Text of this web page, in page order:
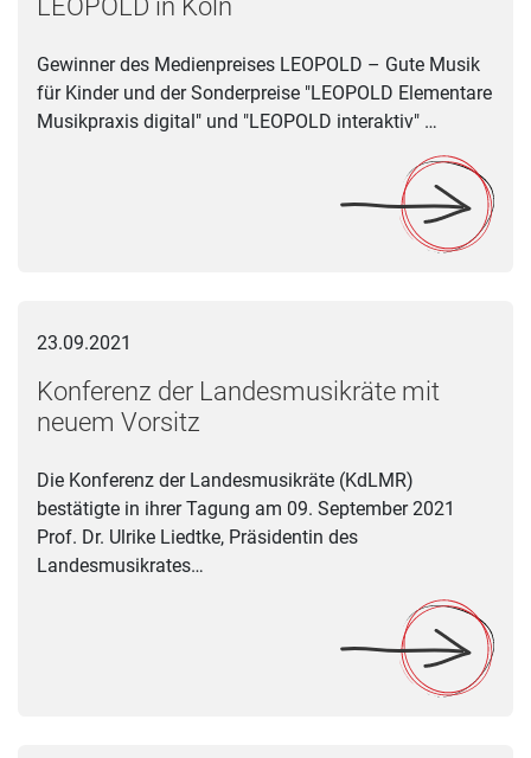
LEOPOLD in Köln
Gewinner des Medienpreises LEOPOLD – Gute Musik
für Kinder und der Sonderpreise "LEOPOLD Elementare
Musikpraxis digital" und "LEOPOLD interaktiv" …
23.09.2021
Konferenz der Landesmusikräte mit
neuem Vorsitz
Die Konferenz der Landesmusikräte (KdLMR)
bestätigte in ihrer Tagung am 09. September 2021
Prof. Dr. Ulrike Liedtke, Präsidentin des
Landesmusikrates…